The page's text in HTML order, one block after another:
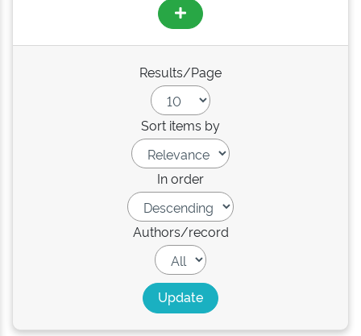
Results/Page
Sort items by
In order
Authors/record